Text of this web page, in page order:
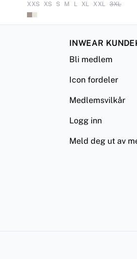
XXS XS S M L XL XXL 3XL
INWEAR
Bli medlem
Icon fordeler
Medlemsvilkår
Logg inn
Meld deg ut av